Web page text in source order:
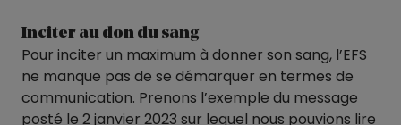
Inciter au don du sang
Pour inciter un maximum à donner son sang, l’EFS
ne manque pas de se démarquer en termes de
communication. Prenons l’exemple du message
posté le 2 janvier 2023 sur lequel nous pouvions lire